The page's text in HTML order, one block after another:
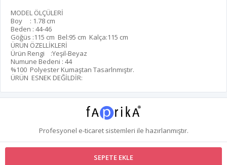
SEPETE EKLE
MODEL ÖLÇÜLERİ
Boy : 1.78 cm
Beden : 44-46
Göğüs :115 cm Bel:95 cm Kalça:115 cm
ÜRÜN ÖZELLİKLERİ
Ürün Rengi :Yeşil-Beyaz
Numune Bedeni : 44
%100 Polyester Kumaştan Tasarlnmıştır.
ÜRÜN ESNEK DEĞİLDİR:
Profesyonel e-ticaretsistemleri ile hazırlanmıştır.